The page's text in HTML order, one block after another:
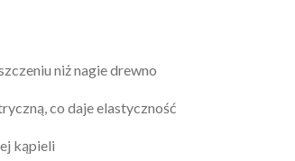
niż nagie drewno
co daje elastyczność
kąpieli